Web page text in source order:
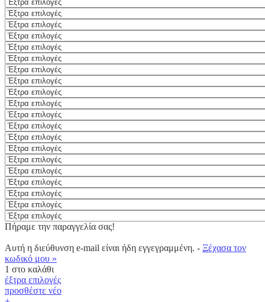
Πήραμε την παραγγελία σας!
Αυτή η διεύθυνση e-mail είναι ήδη εγγεγραμμένη. - Ξέχασα τον
κωδικό μου »
1 στο καλάθι
έξτρα επιλογές
προσθέστε νέο